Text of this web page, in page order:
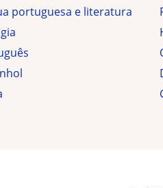
portuguesa e literatura